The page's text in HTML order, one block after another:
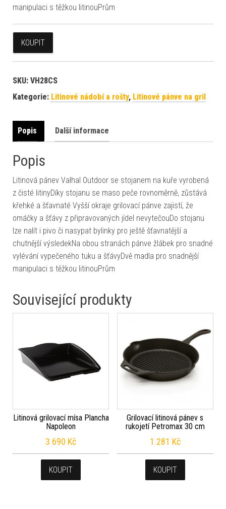
manipulaci s těžkou litinouPrům
KOUPIT
SKU: VH28CS
Kategorie: Litinové nádobí a rošty, Litinové pánve na gril
Popis Další informace
Popis
Litinová pánev Valhal Outdoor se stojanem na kuře vyrobená
z čisté litinyDíky stojanu se maso peče rovnoměrně, zůstává
křehké a šťavnaté Vyšší okraje grilovací pánve zajistí, že
omáčky a šťávy z připravovaných jídel nevytečouDo stojanu
lze nalít i pivo či nasypat bylinky pro ještě šťavnatější a
chutnější výsledekNa obou stranách pánve žlábek pro snadné
vylévání vypečeného tuku a šťávyDvě madla pro snadnější
manipulaci s těžkou litinouPrům
Související produkty
Litinová grilovací mísa Plancha
Napoleon
3 690 Kč
KOUPIT
Grilovací litinová pánev s
rukojetí Petromax 30 cm
1 281 Kč
KOUPIT